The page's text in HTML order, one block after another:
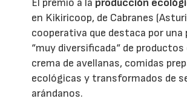
El premio a la producción
en Kikiricoop, de Cabranes
cooperativa que destaca por una
“muy diversificada“ de
crema de avellanas, comidas
ecológicas y transformados de
arándanos.